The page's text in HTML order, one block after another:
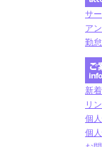
サ
ア
勤
新
リ
個
個